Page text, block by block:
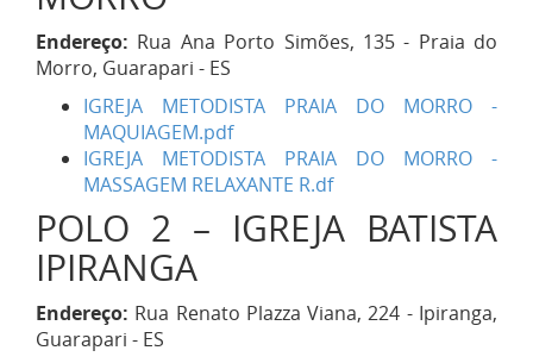
Endereço: Rua Ana Porto Simões, 135 - Praia do
Morro, Guarapari - ES
IGREJA METODISTA PRAIA DO MORRO -
MAQUIAGEM.pdf
IGREJA METODISTA PRAIA DO MORRO -
MASSAGEM RELAXANTE R.df
POLO 2 – IGREJA BATISTA
IPIRANGA
Endereço: Rua Renato Plazza Viana, 224 - Ipiranga,
Guarapari - ES